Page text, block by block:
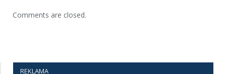
Comments are closed.
REKLAMA